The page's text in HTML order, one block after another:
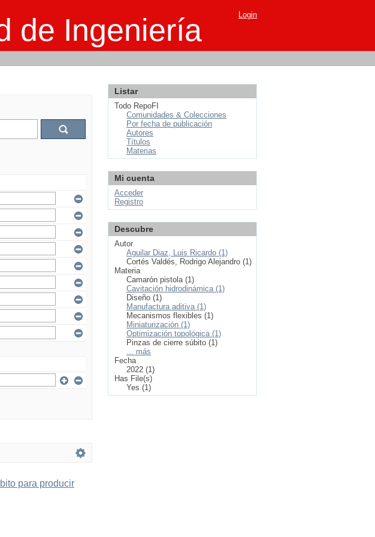
de Ingeniería Login
para producir
Listar
Todo RepoFI
Comunidades & Colecciones
Por fecha de publicación
Autores
Títulos
Materias
Mi cuenta
Acceder
Registro
Descubre
Autor
Aguilar Diaz, Luis Ricardo (1)
Cortés Valdés, Rodrigo Alejandro (1)
Materia
Camarón pistola (1)
Cavitación hidrodinámica (1)
Diseño (1)
Manufactura aditiva (1)
Mecanismos flexibles (1)
Miniaturización (1)
Optimización topológica (1)
Pinzas de cierre súbito (1)
... más
Fecha
2022 (1)
Has File(s)
Yes (1)